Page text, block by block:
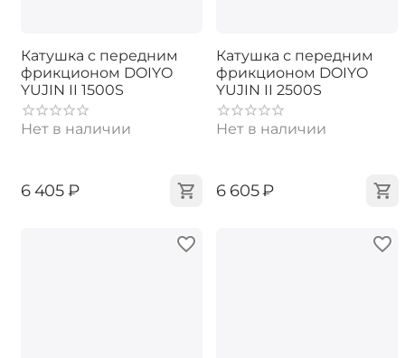
Катушка с передним
фрикционом DOIYO
YUJIN II 1500S
Нет в наличии
‍6 405‍₽
Катушка с передним
фрикционом DOIYO
YUJIN II 2500S
Нет в наличии
‍6 605‍₽